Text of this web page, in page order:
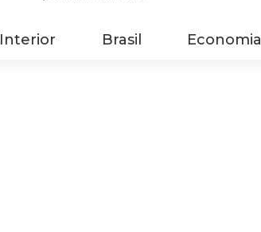
Interior Brasil Economia